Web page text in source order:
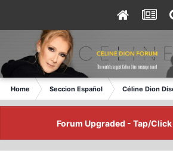
Home Seccion Español Céline Dion
Forum Upgraded - Tap/Click